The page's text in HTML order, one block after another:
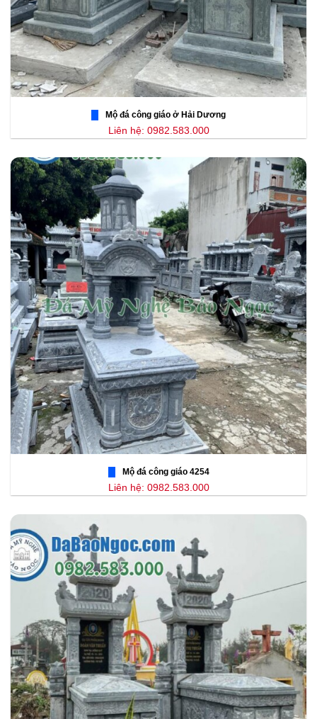
Mộ đá công giáo ở Hải Dương
Liên hệ: 0982.583.000
Mộ đá công giáo 4254
Liên hệ: 0982.583.000